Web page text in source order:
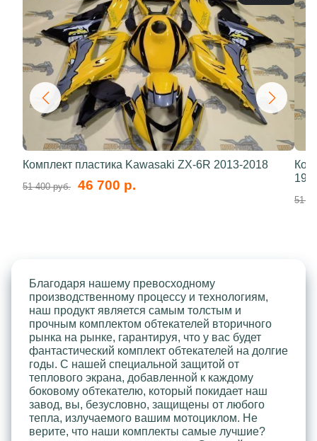
Комплект пластика Kawasaki ZX-6R 2013-2018
51 400 руб. 46 700 р.
51
Благодаря нашему превосходному
производственному процессу и технологиям,
наш продукт является самым толстым и
прочным комплектом обтекателей вторичного
рынка на рынке, гарантируя, что у вас будет
фантастический комплект обтекателей на долгие
годы. С нашей специальной защитой от
теплового экрана, добавленной к каждому
боковому обтекателю, который покидает наш
завод, вы, безусловно, защищены от любого
тепла, излучаемого вашим мотоциклом. Не
верите, что наши комплекты самые лучшие?